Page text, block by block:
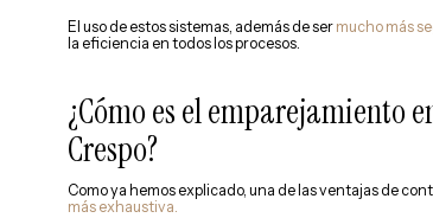
El uso de estos sistemas, además de ser mucho más
la eficiencia en todos los procesos.
¿Cómo es el emparejamiento
Crespo?
Como ya hemos explicado, una de las ventajas de
más exhaustiva.